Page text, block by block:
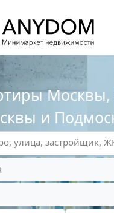
и
улица, застройщик,